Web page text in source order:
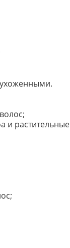
ухоженными.
растительные